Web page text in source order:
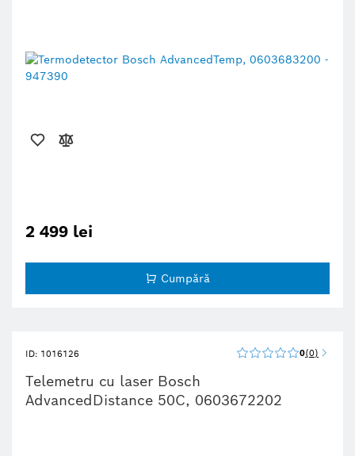
2 499 lei
Cumpără
ID: 1016126 0 0
Telemetru cu laser Bosch
AdvancedDistance 50C, 0603672202